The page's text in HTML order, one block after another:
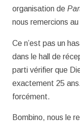
organisation de
nous remercions
Ce n’est pas un
dans le hall de
parti vérifier que
exactement 25
forcément.
Bombino, nous le